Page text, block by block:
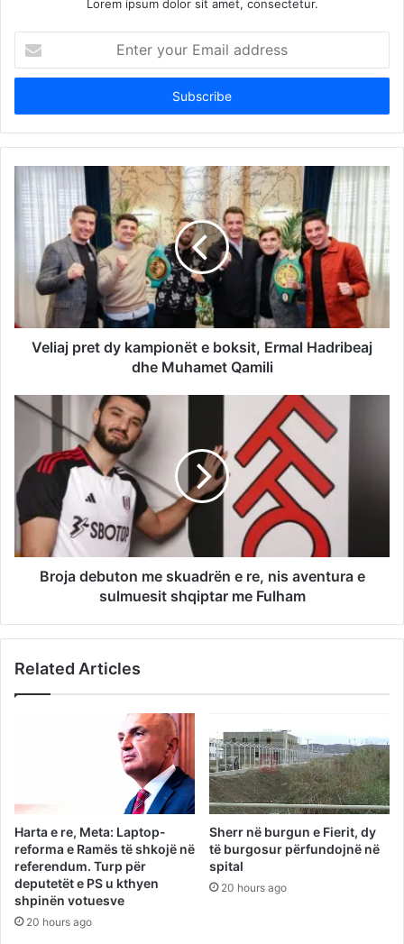
Lorem ipsum dolor sit amet, consectetur.
your
Email
Veliaj pret dy kampionët e boksit, Ermal Hadribeaj
dhe Muhamet Qamili
Broja debuton me skuadrën e re, nis aventura e
sulmuesit shqiptar me Fulham
Related Articles
Harta e re, Meta: Laptop-
reforma e Ramës të shkojë në
referendum. Turp për
deputetët e PS u kthyen
shpinën votuesve
20 hours ago
Sherr në burgun e Fierit, dy
të burgosur përfundojnë në
spital
20 hours ago